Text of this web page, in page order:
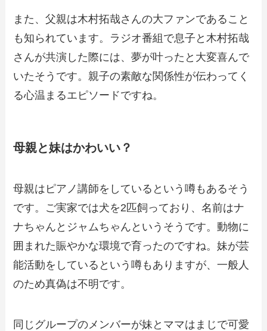
また、父親は木村拓哉さんの大ファンであること
も知られています。ラジオ番組で息子と木村拓哉
さんが共演した際には、夢が叶ったと大変喜んで
いたそうです。親子の素敵な関係性が伝わってく
る心温まるエピソードですね。​
母親と妹はかわいい？
母親はピアノ講師をしているという噂もあるそう
です。ご実家では犬を2匹飼っており、名前はナ
ナちゃんとジャムちゃんというそうです。動物に
囲まれた賑やかな環境で育ったのですね。妹が芸
能活動をしているという噂もありますが、一般人
のため真偽は不明です。
同じグループのメンバーが妹とママはまじで可愛